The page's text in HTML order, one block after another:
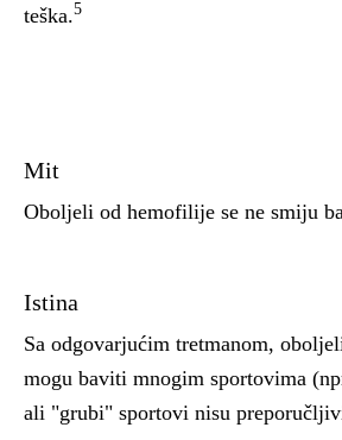
teška.5
Mit
Oboljeli od hemofilije se ne smiju
Istina
Sa odgovarjućim tretmanom,
mogu baviti mnogim sportovima
ali "grubi" sportovi nisu